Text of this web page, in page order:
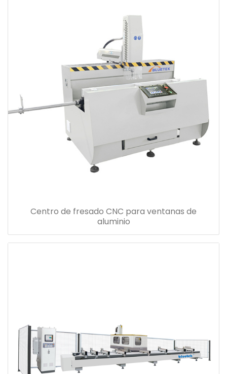
Centro de fresado CNC para ventanas de
aluminio